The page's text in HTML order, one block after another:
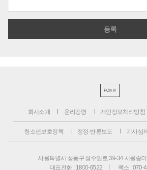
PC버전
회사소개 윤리강령 개인정보처리방침
청소년보호정책 정정·반론보도 기사심
서울특별시 성동구 성수일로 39-34 서울숲
대표전화 : 1800-6522
팩스 : 070-